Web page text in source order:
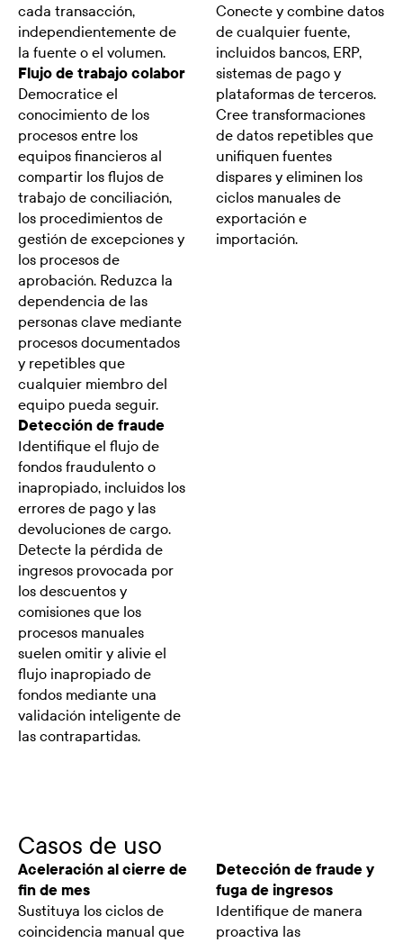
cada transacción,
independientemente de
la fuente o el volumen.
Flujo de trabajo colabor
Democratice el
conocimiento de los
procesos entre los
equipos financieros al
compartir los flujos de
trabajo de conciliación,
los procedimientos de
gestión de excepciones y
los procesos de
aprobación. Reduzca la
dependencia de las
personas clave mediante
procesos documentados
y repetibles que
cualquier miembro del
equipo pueda seguir.
Detección de fraude
Identifique el flujo de
fondos fraudulento o
inapropiado, incluidos los
errores de pago y las
devoluciones de cargo.
Detecte la pérdida de
ingresos provocada por
los descuentos y
comisiones que los
procesos manuales
suelen omitir y alivie el
flujo inapropiado de
fondos mediante una
validación inteligente de
las contrapartidas.
Conecte y combine datos
de cualquier fuente,
incluidos bancos, ERP,
sistemas de pago y
plataformas de terceros.
Cree transformaciones
de datos repetibles que
unifiquen fuentes
dispares y eliminen los
ciclos manuales de
exportación e
importación.
Casos de uso
Aceleración al cierre de
fin de mes
Sustituya los ciclos de
coincidencia manual que
Detección de fraude y
fuga de ingresos
Identifique de manera
proactiva las